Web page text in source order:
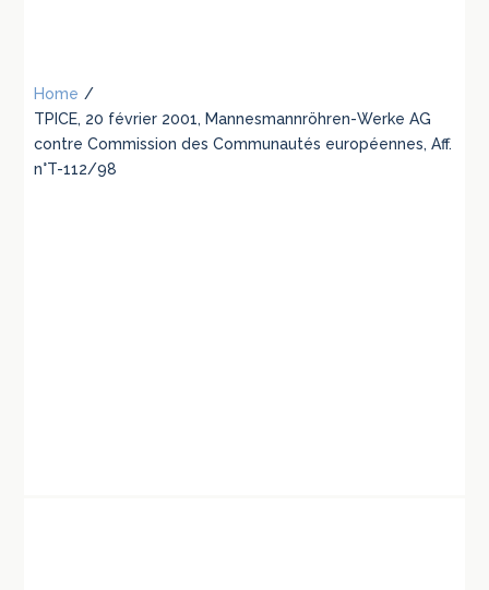
Home /
TPICE, 20 février 2001, Mannesmannröhren-Werke AG
contre Commission des Communautés européennes, Aff.
n°T-112/98